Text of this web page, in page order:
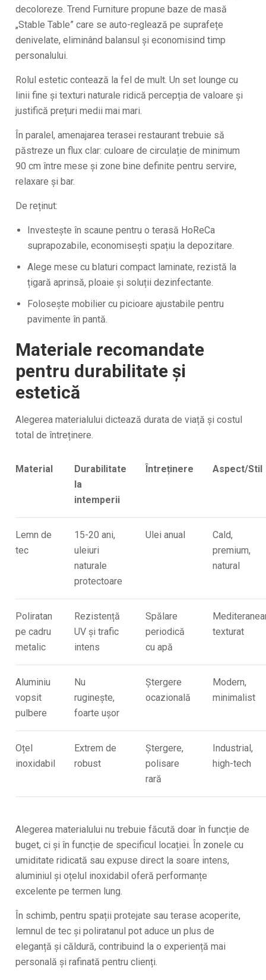
decoloreze. Trend Furniture propune baze de masă
„Stable Table” care se auto-reglează pe suprafețe
denivelate, eliminând balansul și economisind timp
personalului.
Rolul estetic contează la fel de mult. Un set lounge cu
linii fine și texturi naturale ridică percepția de valoare și
justifică prețuri medii mai mari.
În paralel, amenajarea terasei restaurant trebuie să
păstreze un flux clar: culoare de circulație de minimum
90 cm între mese și zone bine definite pentru servire,
relaxare și bar.
De reținut:
Investește în scaune pentru o terasă HoReCa
suprapozabile, economisești spațiu la depozitare.
Alege mese cu blaturi compact laminate, rezistă la
țigară aprinsă, ploaie și soluții dezinfectante.
Folosește mobilier cu picioare ajustabile pentru
pavimente în pantă.
Materiale recomandate
pentru durabilitate și
estetică
Alegerea materialului dictează durata de viață și costul
total de întreținere.
Material
Durabilitate
la
intemperii
Întreținere Aspect/Stil
Lemn de
tec
15-20 ani,
uleiuri
naturale
protectoare
Ulei anual
Cald,
premium,
natural
Poliratan
pe cadru
metalic
Rezistență
UV și trafic
intens
Spălare
periodică
cu apă
texturat
Aluminiu
vopsit
pulbere
Nu
ruginește,
foarte ușor
Ștergere
ocazională
Modern,
minimalist
Oțel
inoxidabil
Extrem de
robust
Ștergere,
polisare
rară
Industrial,
high-tech
Alegerea materialului nu trebuie făcută doar în funcție de
buget, ci și în funcție de specificul locației. În zonele cu
umiditate ridicată sau expuse direct la soare intens,
aluminiul și oțelul inoxidabil oferă performanțe
excelente pe termen lung.
În schimb, pentru spații protejate sau terase acoperite,
lemnul de tec și poliratanul pot aduce un plus de
eleganță și căldură, contribuind la o experiență mai
personală și rafinată pentru clienți.